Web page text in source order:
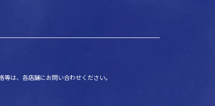
は、各店舗にお問い合わせください。